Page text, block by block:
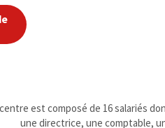
est composé de 16 salariés
une directrice, une comptable,